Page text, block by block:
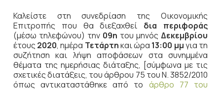
Καλείστε στη συνεδρίαση της Οικονομικής
Επιτροπής που θα διεξαχθεί δια περιφοράς
(μέσω τηλεφώνου) την09η του μηνόςΔεκεμβρίου
έτους 2020, ημέρα Τετάρτηκαι ώρα 13:00 μμγια τη
συζήτηση και λήψη αποφάσεων στα συνημμένα
θέματα της ημερήσιας διάταξης, [σύμφωνα με τις
σχετικές διατάξεις, του άρθρου 75 του Ν. 3852/2010
όπως αντικαταστάθηκε από το άρθρο 77 του